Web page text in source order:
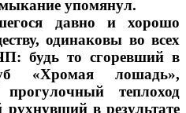
упомянул.
давно и хорошо
одинаковы во всех
будь то сгоревший в
«Хромая лошадь»,
теплоход
рухнувший в результате